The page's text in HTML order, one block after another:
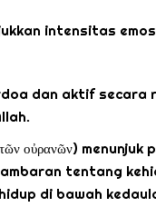
intensitas
dan aktif secara
τῶν οὐρανῶν)
tentang
di bawah